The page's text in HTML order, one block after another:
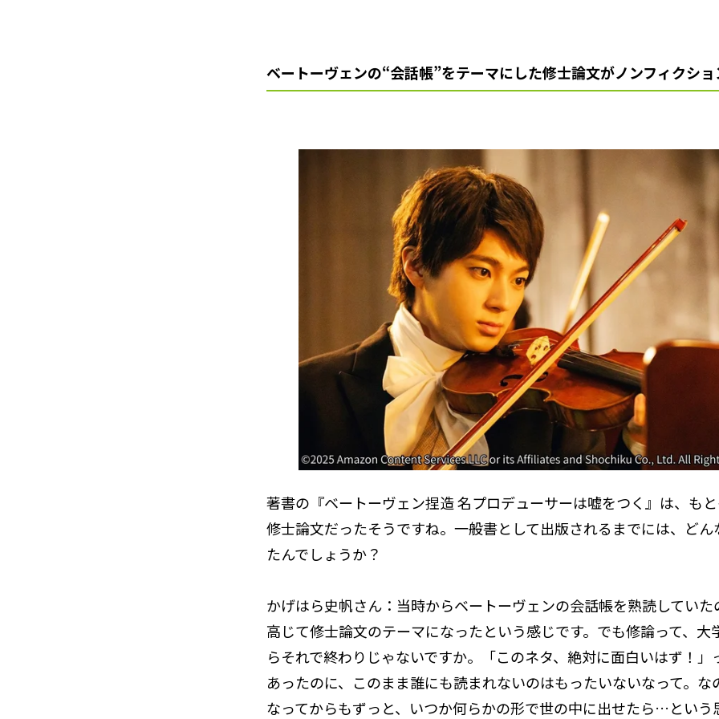
ベートーヴェンの“会話帳”をテーマにした修士論文がノンフィクシ
――著書の『ベートーヴェン捏造 名プロデューサーは嘘をつく』は、も
修士論文だったそうですね。一般書として出版されるまでには、ど
たんでしょうか？
かげはら史帆さん：当時からベートーヴェンの会話帳を熟読していた
高じて修士論文のテーマになったという感じです。でも修論って、大
らそれで終わりじゃないですか。「このネタ、絶対に面白いはず！」
あったのに、このまま誰にも読まれないのはもったいないなって。な
なってからもずっと、いつか何らかの形で世の中に出せたら…という